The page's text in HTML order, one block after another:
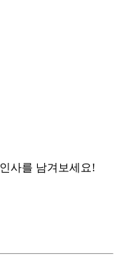
사를 남겨보세요!